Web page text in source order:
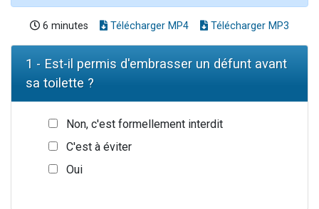
6 minutes Télécharger MP4 Télécharger MP3
1 - Est-il permis d'embrasser un défunt avant
sa toilette ?
Non, c'est formellement interdit
C'est à éviter
Oui